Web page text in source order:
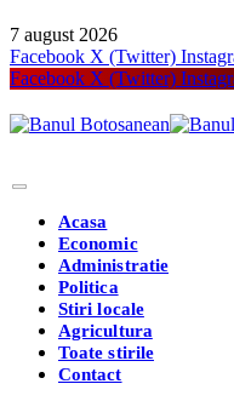
7 august 2026
Facebook X (Twitter)
Facebook X (Twitter)
Acasa
Economic
Administratie
Politica
Stiri locale
Agricultura
Toate stirile
Contact